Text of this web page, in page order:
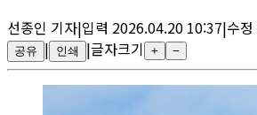
선종인 기자|입력 2026.04.20 10:37|수정
공유 | 인쇄 |글자크기 + −